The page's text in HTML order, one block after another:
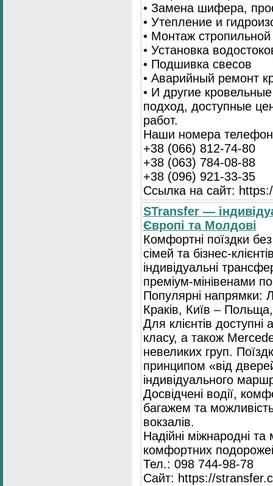
• Замена шифера,
• Утепление и
• Монтаж
• Установка
• Подшивка свесов
• Аварийный ремонт
• И другие
подход, доступные
работ.
Наши номера
+38 (066) 812-74-80
+38 (063) 784-08-88
+38 (096) 921-33-35
Ссылка на сайт:
STransfer —
Європі та Молдові
Комфортні поїздки
сімей та бізнес-
індивідуальні
преміум-мінівенами
Популярні напрямки:
Краків, Київ –
Для клієнтів
класу, а також
невеликих груп.
принципом «від
індивідуального
Досвідчені водії,
багажем та
вокзалів.
Надійні міжнародні
комфортних
Тел.: 098 744-98-78
Сайт: https://